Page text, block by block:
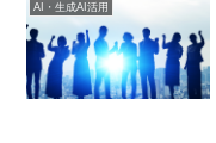
AI・生成AI活用